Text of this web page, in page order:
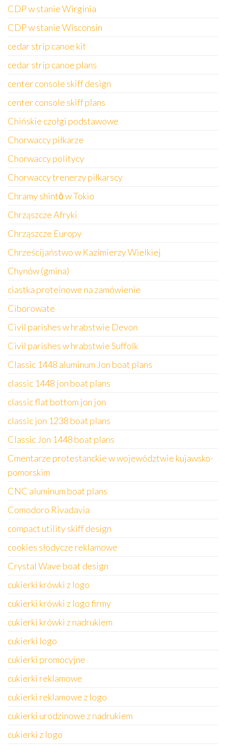
CDP w stanie Wirginia
CDP w stanie Wisconsin
cedar strip canoe kit
cedar strip canoe plans
center console skiff design
center console skiff plans
Chińskie czołgi podstawowe
Chorwaccy piłkarze
Chorwaccy politycy
Chorwaccy trenerzy piłkarscy
Chramy shintō w Tokio
Chrząszcze Afryki
Chrząszcze Europy
Chrześcijaństwo w Kazimierzy Wielkiej
Chynów (gmina)
ciastka proteinowe na zamówienie
Ciborowate
Civil parishes w hrabstwie Devon
Civil parishes w hrabstwie Suffolk
Classic 1448 aluminum Jon boat plans
classic 1448 jon boat plans
classic flat bottom jon jon
classic jon 1238 boat plans
Classic Jon 1448 boat plans
Cmentarze protestanckie w województwie kujawsko-
pomorskim
CNC aluminum boat plans
Comodoro Rivadavia
compact utility skiff design
cookies słodycze reklamowe
Crystal Wave boat design
cukierki krówki z logo
cukierki krówki z logo firmy
cukierki krówki z nadrukiem
cukierki logo
cukierki promocyjne
cukierki reklamowe
cukierki reklamowe z logo
cukierki urodzinowe z nadrukiem
cukierki z logo